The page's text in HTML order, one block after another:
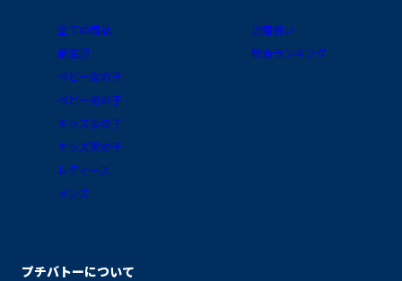
全ての商品
新生児
ベビー女の子
ベビー男の子
キッズ女の子
キッズ男の子
レディース
メンズ
出産祝い
総合ランキング
プチバトーについて